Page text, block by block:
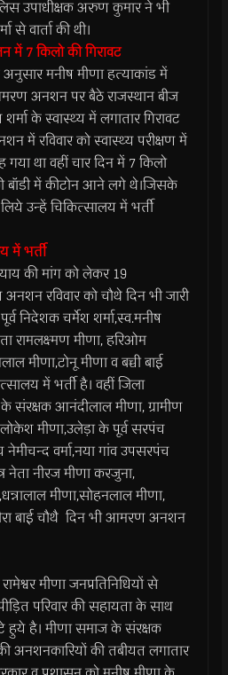
उपाधीक्षक अरुण कुमार ने भी
वार्ता की थी।
7 किलो की गिरावट
मनीष मीणा हत्याकांड में
अनशन पर बैठे राजस्थान बीज
के स्वास्थ्य में लगातार गिरावट
में रविवार को स्वास्थ्य परीक्षण में
था वहीं चार दिन में 7 किलो
बॉडी में कीटोन आने लगे थे।जिसके
उन्हें चिकित्सालय में भर्ती
में भर्ती
की मांग को लेकर 19
रविवार को चौथे दिन भी जारी
निदेशक चर्मेश शर्मा,स्व.मनीष
रामलक्ष्मण मीणा, हरिओम
मीणा,टोनू मीणा व बच्ची बाई
में भर्ती है। वहीं जिला
संरक्षक आनंदीलाल मीणा, ग्रामीण
मीणा,उलेड़ा के पूर्व सरपंच
वर्मा,नया गांव उपसरपंच
नेता नीरज मीणा करजुना,
मीणा,सोहनलाल मीणा,
बाई चौथै दिन भी आमरण अनशन
मीणा जनप्रतिनिधियों से
परिवार की सहायता के साथ
है। मीणा समाज के संरक्षक
अनशनकारियों की तबीयत लगातार